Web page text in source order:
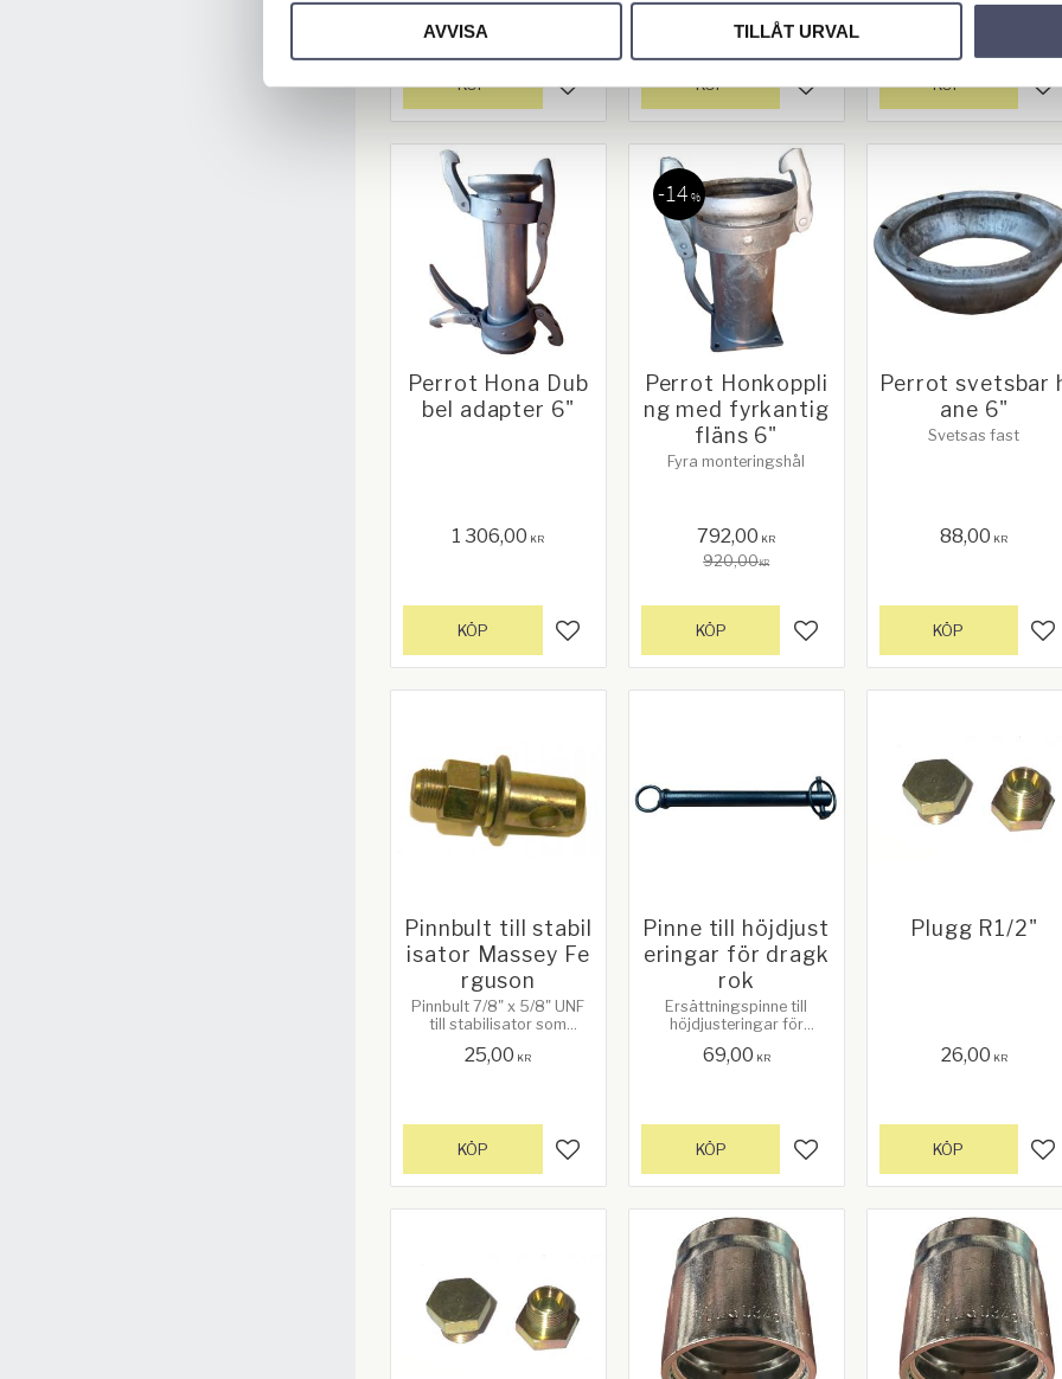
AVVISA TILLÅT URVAL
Lägg till i favoriter
KÖP
Lägg till i favoriter
KÖP KÖP
Perrot Hona Dub
bel adapter 6"
1 306,00 KR
Lägg till i favoriter
KÖP
Perrot Honkoppli
ng med fyrkantig
fläns 6"
Fyra monteringshål
792,00 KR
920,00KR
14 %
Lägg till i favoriter
KÖP
Perrot svetsbar
ane 6"
Svetsas fast
88,00 KR
KÖP
Pinnbult till stabil
isator Massey Fe
rguson
Pinnbult 7/8" x 5/8" UNF
till stabilisator som
Ferguson TE20, FE35 &
25,00 KR
Lägg till i favoriter
KÖP
Pinne till höjdjust
eringar för dragk
rok
Ersättningspinne till
höjdjusteringar för
69,00 KR
Lägg till i favoriter
KÖP
Plugg R1/2"
26,00 KR
KÖP